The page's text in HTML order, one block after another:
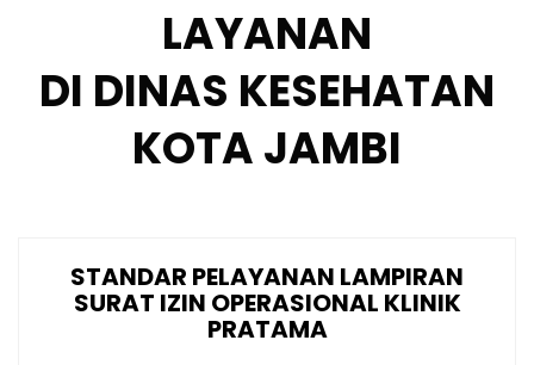
LAYANAN
DI DINAS KESEHATAN
KOTA JAMBI
STANDAR PELAYANAN LAMPIRAN
SURAT IZIN OPERASIONAL KLINIK
PRATAMA